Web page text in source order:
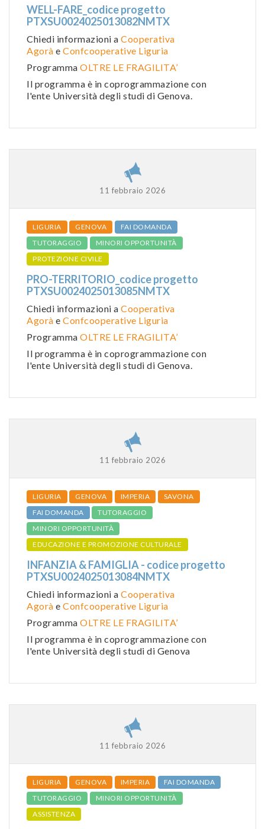
WELL-FARE_codice progetto
PTXSU0024025013082NMTX
Chiedi informazioni a Cooperativa
Agorà e Confcooperative Liguria
Programma OLTRE LE FRAGILITA’
Il programma è in coprogrammazione con
l'ente Università degli studi di Genova.
11 febbraio 2026
LIGURIA GENOVA
FAI DOMANDA
TUTORAGGIO
MINORI OPPORTUNITÀ
PROTEZIONE CIVILE
PRO-TERRITORIO_codice progetto
PTXSU0024025013085NMTX
Chiedi informazioni a Cooperativa
Agorà e Confcooperative Liguria
Programma OLTRE LE FRAGILITA’
Il programma è in coprogrammazione con
l'ente Università degli studi di Genova.
11 febbraio 2026
LIGURIA GENOVA IMPERIA
SAVONA
FAI DOMANDA
TUTORAGGIO
MINORI OPPORTUNITÀ
EDUCAZIONE E PROMOZIONE CULTURALE
INFANZIA & FAMIGLIA - codice progetto
PTXSU0024025013084NMTX
Chiedi informazioni a Cooperativa
Agorà e Confcooperative Liguria
Programma OLTRE LE FRAGILITA’
Il programma è in coprogrammazione con
l'ente Università degli studi di Genova
11 febbraio 2026
LIGURIA GENOVA IMPERIA
FAI DOMANDA
TUTORAGGIO
MINORI OPPORTUNITÀ
ASSISTENZA